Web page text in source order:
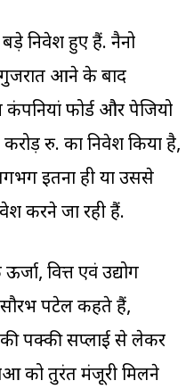
निवेश हुए हैं. नैनो
गुजरात आने के बाद
फोर्ड और पेजियो
रु. का निवेश किया है,
इतना ही या उससे
करने जा रही हैं.
वित्त एवं उद्योग
सौरभ पटेल कहते हैं,
पक्की सप्लाई से लेकर
को तुरंत मंजूरी मिलने